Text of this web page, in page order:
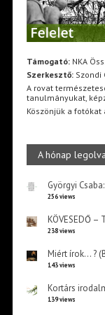
Támogató:NKA
Szerkesztő:Szondi
A rovat
tanulmányukat,
Köszönjük a fotókat
A hónap
Györgyi
256 views
KÖVESEDŐ –
238 views
Miért írok… ?
143 views
Kortárs
139 views